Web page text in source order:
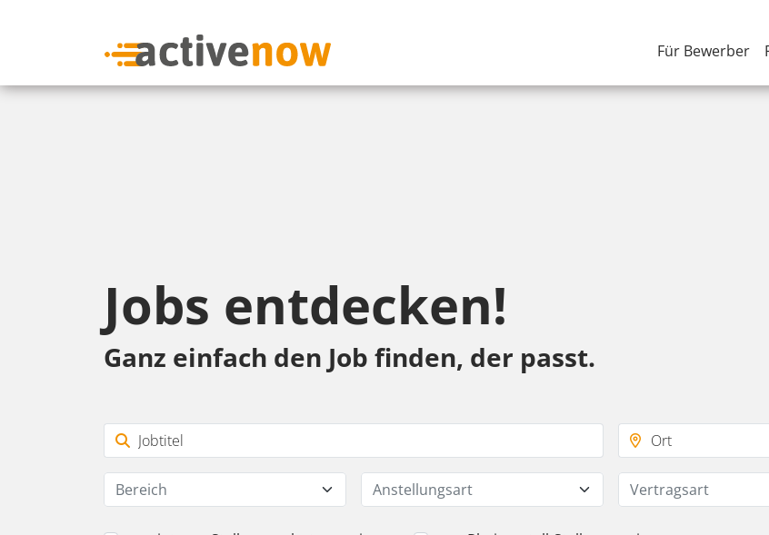
Für Bewerber
Jobs entdecken!
Ganz einfach den Job finden, der passt.
Bereich Anstellungsart Vertragsart